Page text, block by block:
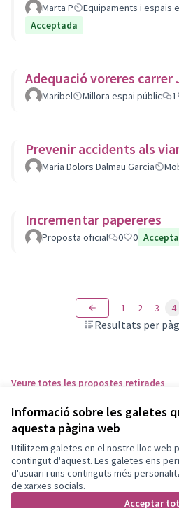
Informació sobre les galetes
aquesta pàgina web
Utilitzem galetes en el nostre lloc web
contingut d'aquest. Les galetes ens
d'usuari i uns continguts més
de xarxes socials.
Acceptar
Marta P Equipaments i espais
Acceptada
Adequació voreres carrer
Maribel Millora espai públic 1
Prevenir accidents als
Maria Dolors Dalmau Garcia
Incrementar papereres
Proposta oficial 0 0
Resultats per
1 2 3 4
Veure totes les propostes retirades
Termes i condicions d'ús
Configuració de les galetes
Granollers Participa a X
(Enllaç extern)
Granollers Participa a Facebook
(Enllaç extern)
Granollers Participa a
(Enllaç extern)
Granollers Participa a
(Enllaç extern)
Triar la llenguaElegir el idioma